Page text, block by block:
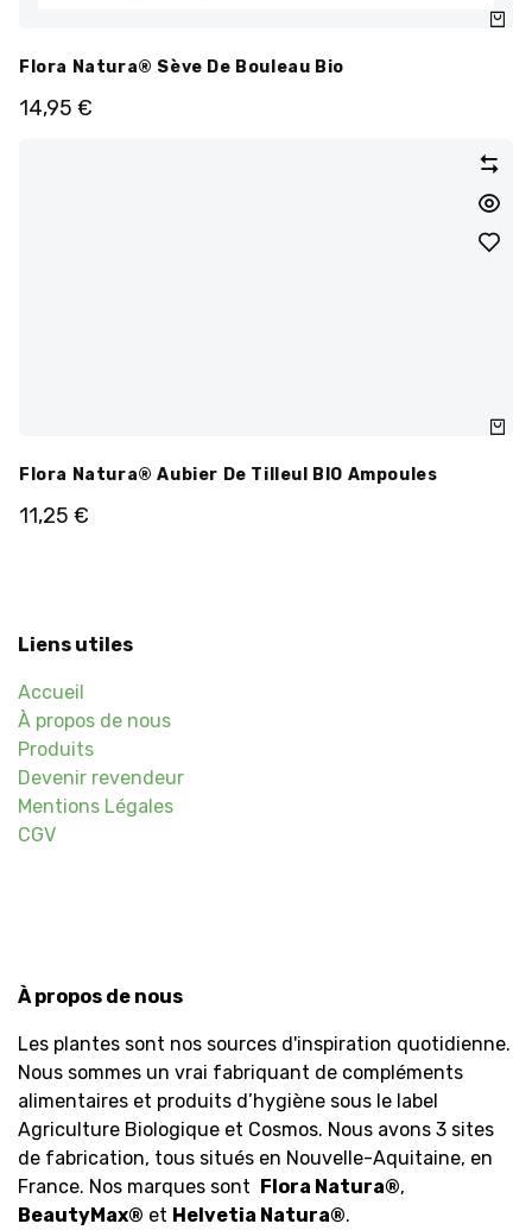
Flora Natura® Sève De Bouleau Bio
14,95 €
Flora Natura® Aubier De Tilleul BIO Ampoules
11,25 €
Liens utiles
Accueil
À propos de nous
Produits
Devenir revendeur
Mentions Légales
CGV
À propos de nous
Les plantes sont nos sources d'inspiration quotidienne.
Nous sommes un vrai fabriquant de compléments
alimentaires et produits d’hygiène sous le label
Agriculture Biologique et Cosmos. Nous avons 3 sites
de fabrication, tous situés en Nouvelle-Aquitaine, en
France. Nos marques sont Flora Natura®,
BeautyMax® et Helvetia Natura®.